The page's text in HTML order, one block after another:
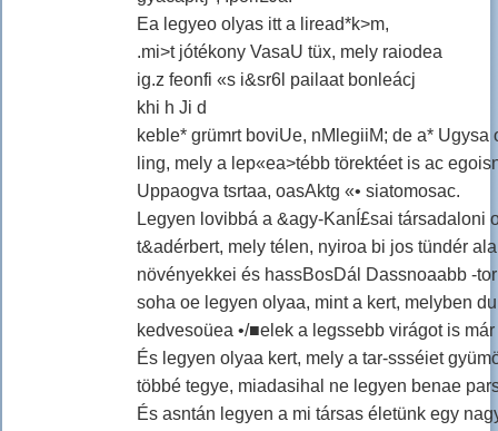
Ea legyeo olyas itt a liread*k>m,
.mi>t jótékony VasaU tüx, mely raiodea
ig.z feonfi «s i&sr6l pailaat bonleácj
khi h Ji d
keble* grümrt boviUe, nMlegiiM; de a*
ling, mely a lep«ea>tébb törektéet is ac
Uppaogva tsrtaa, oasAktg «• siatomosac.
Legyen lovibbá a &agy-KanÍ£sai társadaloni
t&adérbert, mely télen, nyiroa bi jos tündér
növényekkei és hassBosDál Dassnoaabb -
soha oe legyen olyaa, mint a kert, melyben
kedvesoüea •/■elek a legssebb virágot is
És legyen olyaa kert, mely a tar-ssséiet
többé tegye, miadasihal ne legyen benae
És asntán legyen a mi társas életünk egy